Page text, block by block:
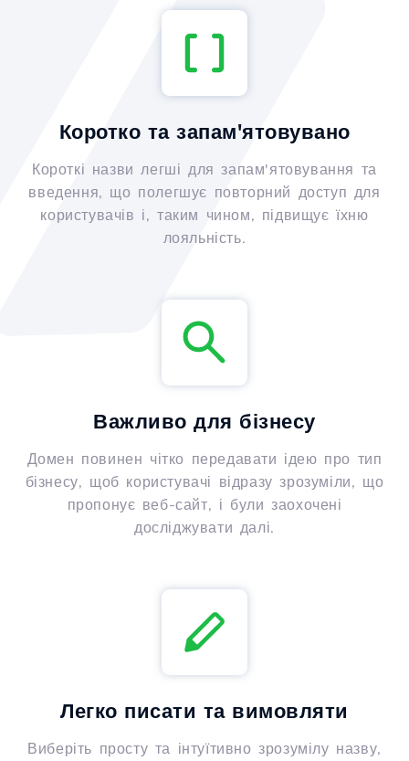
Коротко та запам'ятовувано
Короткі назви легші для запам'ятовування та
введення, що полегшує повторний доступ для
користувачів і, таким чином, підвищує їхню
лояльність.
Важливо для бізнесу
Домен повинен чітко передавати ідею про тип
бізнесу, щоб користувачі відразу зрозуміли, що
пропонує веб-сайт, і були заохочені
досліджувати далі.
Легко писати та вимовляти
Виберіть просту та інтуїтивно зрозумілу назву,